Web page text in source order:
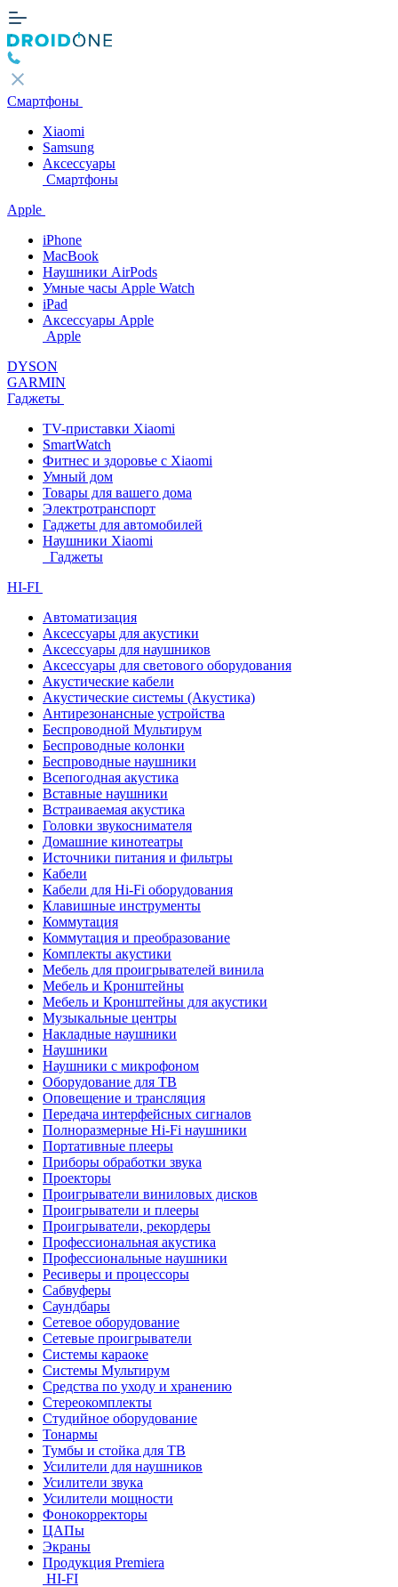
Смартфоны
Xiaomi
Samsung
Аксессуары
Смартфоны
Apple
iPhone
MacBook
Наушники AirPods
Умные часы Apple Watch
iPad
Аксессуары Apple
Apple
DYSON
GARMIN
Гаджеты
TV-приставки Xiaomi
SmartWatch
Фитнес и здоровье с Xiaomi
Умный дом
Товары для вашего дома
Электротранспорт
Гаджеты для автомобилей
Наушники Xiaomi
Гаджеты
HI-FI
Автоматизация
Аксессуары для акустики
Аксессуары для наушников
Аксессуары для светового оборудования
Акустические кабели
Акустические системы (Акустика)
Антирезонансные устройства
Беспроводной Мультирум
Беспроводные колонки
Беспроводные наушники
Всепогодная акустика
Вставные наушники
Встраиваемая акустика
Головки звукоснимателя
Домашние кинотеатры
Источники питания и фильтры
Кабели
Кабели для Hi-Fi оборудования
Клавишные инструменты
Коммутация
Коммутация и преобразование
Комплекты акустики
Мебель для проигрывателей винила
Мебель и Кронштейны
Мебель и Кронштейны для акустики
Музыкальные центры
Накладные наушники
Наушники
Наушники с микрофоном
Оборудование для ТВ
Оповещение и трансляция
Передача интерфейсных сигналов
Полноразмерные Hi-Fi наушники
Портативные плееры
Приборы обработки звука
Проекторы
Проигрыватели виниловых дисков
Проигрыватели и плееры
Проигрыватели, рекордеры
Профессиональная акустика
Профессиональные наушники
Ресиверы и процессоры
Сабвуферы
Саундбары
Сетевое оборудование
Сетевые проигрыватели
Системы караоке
Системы Мультирум
Средства по уходу и хранению
Стереокомплекты
Студийное оборудование
Тонармы
Тумбы и стойка для ТВ
Усилители для наушников
Усилители звука
Усилители мощности
Фонокорректоры
ЦАПы
Экраны
Продукция Premiera
HI-FI